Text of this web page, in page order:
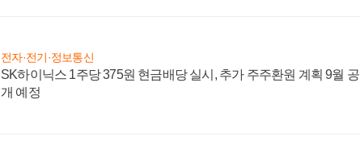
전자·전기·정보통신
SK하이닉스 1주당 375원 현금배당 실시, 추가 주주환원 계획 9월 공
개 예정